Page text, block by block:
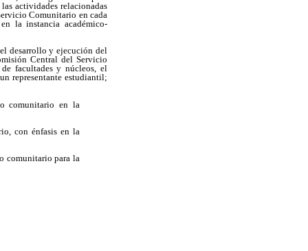
actividades relacionadas
Comunitario en cada
la instancia académico-
desarrollo y ejecución del
Central del Servicio
facultades y núcleos, el
representante estudiantil;
comunitario en la
con énfasis en la
comunitario para la